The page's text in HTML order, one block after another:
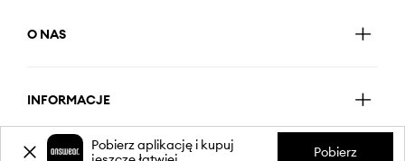
O NAS
INFORMACJE
Pobierz aplikację i kupuj
Pobierz